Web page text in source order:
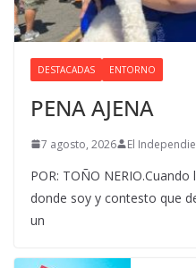
DESTACADAS ENTORNO
PENA AJENA
7 agosto, 2026 El
POR: TOÑO
donde soy y contesto que
un